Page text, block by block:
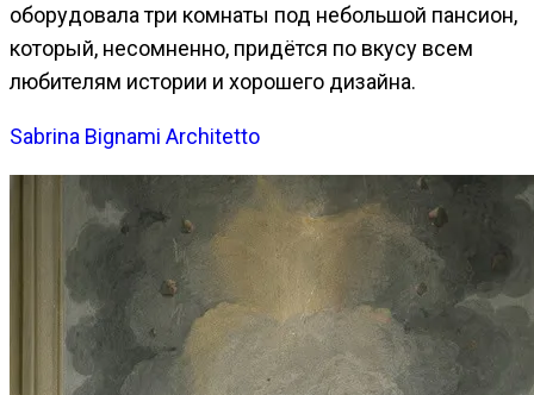
оборудовала три комнаты под небольшой пансион,
который, несомненно, придётся по вкусу всем
любителям истории и хорошего дизайна.
Sabrina Bignami Architetto